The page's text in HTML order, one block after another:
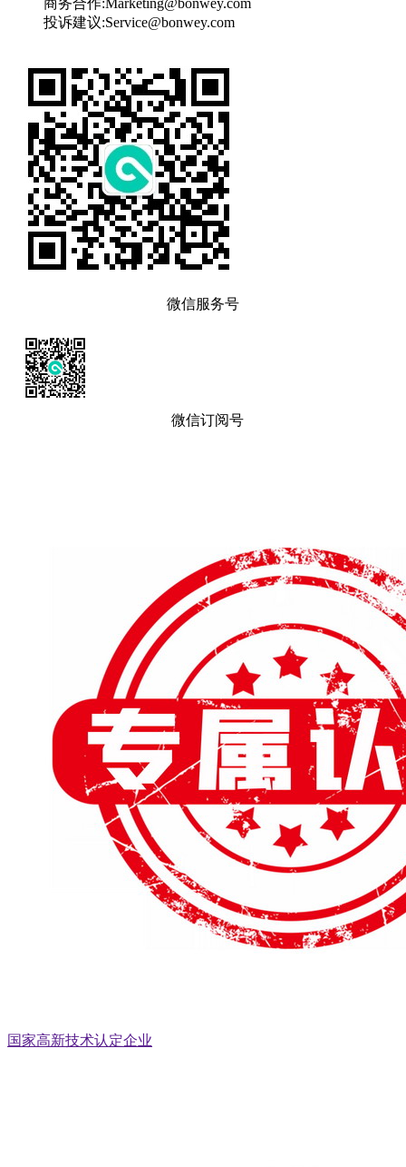
投诉建议:Service@bonwey.com
微信服务号
微信订阅号
国家高新技术认定企业